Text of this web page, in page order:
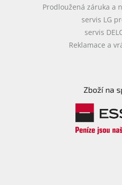
Prodloužená záruka a
servis LG
servis
Reklamace a
Zboží na